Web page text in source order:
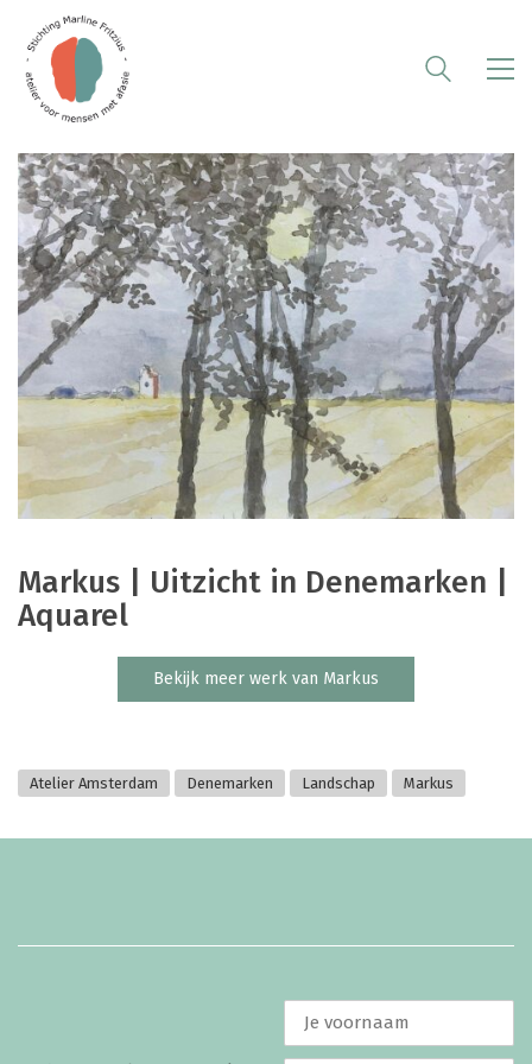
Markus | Uitzicht in Denemarken |
Aquarel
Bekijk meer werk van Markus
Atelier Amsterdam Denemarken Landschap Markus